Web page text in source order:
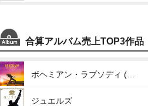
合算アルバム売上TOP3作品
ジュエルズ